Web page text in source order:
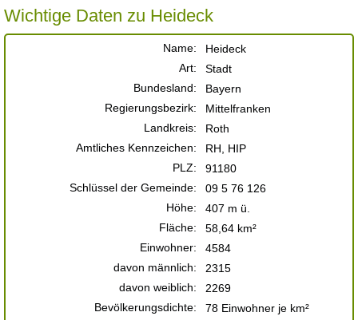
Wichtige Daten zu Heideck
Name:
Heideck
Art:
Stadt
Bundesland:
Bayern
Regierungsbezirk:
Mittelfranken
Landkreis:
Roth
Amtliches Kennzeichen:
RH, HIP
PLZ:
91180
Schlüssel der Gemeinde:
09 5 76 126
Höhe:
407 m ü.
Fläche:
58,64 km²
Einwohner:
4584
davon männlich:
2315
davon weiblich:
2269
Bevölkerungsdichte:
78 Einwohner je km²